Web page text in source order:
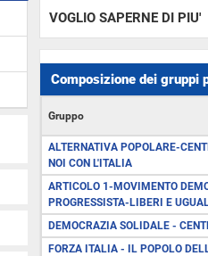
VOGLIO SAPERNE DI PIU'
Composizione dei gruppi
Gruppo
ALTERNATIVA POPOLARE-
NOI CON L'ITALIA
ARTICOLO 1-MOVIMENTO
PROGRESSISTA-LIBERI E
DEMOCRAZIA SOLIDALE -
FORZA ITALIA - IL POPOLO